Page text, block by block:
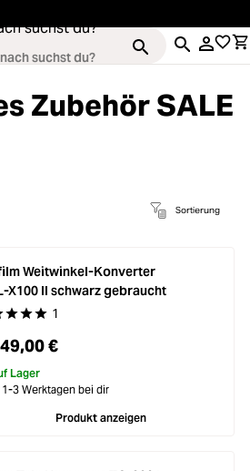
suchst du?
Zubehör SALE
Sortierung
Bewertung von 5 von 5
1
Weitwinkel-Konverter
X100 II schwarz gebraucht
€
Lager
1-3 Werktagen bei dir
Produkt anzeigen